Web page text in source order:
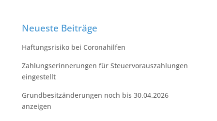
Neueste Beiträge
Haftungsrisiko bei Coronahilfen
Zahlungserinnerungen für Steuervorauszahlungen
eingestellt
Grundbesitzänderungen noch bis 30.04.2026
anzeigen